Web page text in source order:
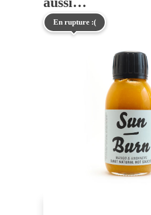
En rupture :(